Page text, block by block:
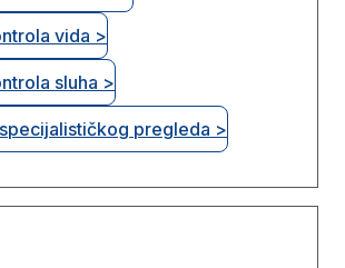
vida >
sluha >
pregleda >